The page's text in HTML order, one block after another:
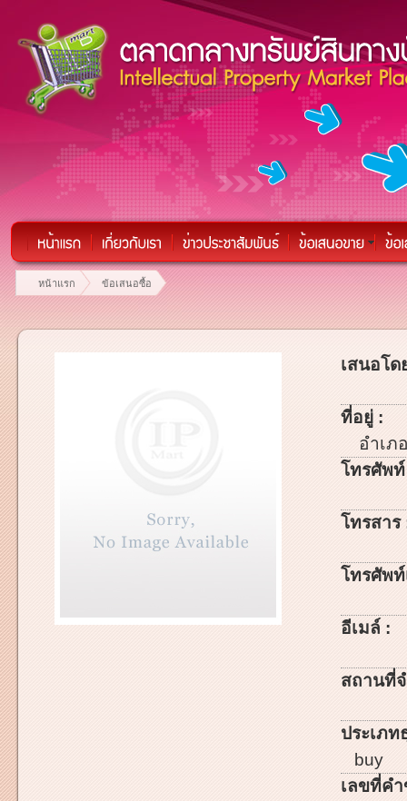
หน้าแรก ข้อเสนอซื้อ
เสนอโด
ที่อยู่ :
อำเภ
โทรศัพ
โทรสาร
โทรศัพ
อีเมล์ :
สถานที่
ประเภท
buy
เลขที่ค